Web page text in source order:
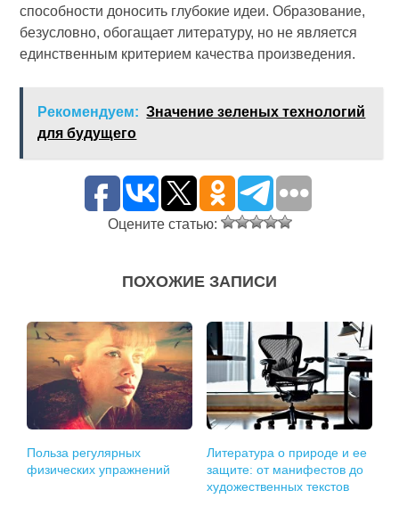
способности доносить глубокие идеи. Образование,
безусловно, обогащает литературу, но не является
единственным критерием качества произведения.
Рекомендуем: Значение зеленых технологий
для будущего
Оцените статью:
ПОХОЖИЕ ЗАПИСИ
Польза регулярных
физических упражнений
Литература о природе и ее
защите: от манифестов до
художественных текстов